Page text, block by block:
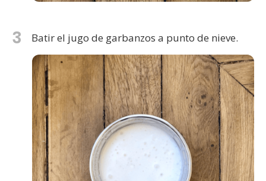
3 Batir el jugo de garbanzos a punto de nieve.